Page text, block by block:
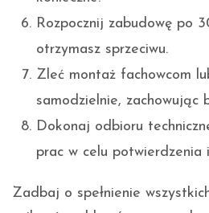
Rozpocznij zabudowę po
otrzymasz sprzeciwu.
Zleć montaż fachowcom
samodzielnie, zachowując
Dokonaj odbioru
prac w celu potwierdzenia
Zadbaj o spełnienie